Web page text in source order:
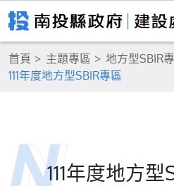
首頁 主題專區
地方型SBIR
111年度地方型SBIR專區
111年度地方型